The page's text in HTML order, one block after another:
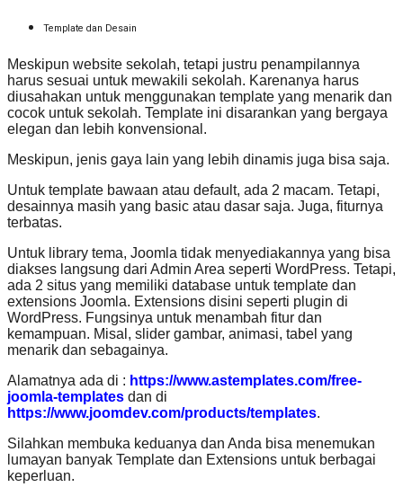
Template dan Desain
Meskipun website sekolah, tetapi justru penampilannya
harus sesuai untuk mewakili sekolah. Karenanya harus
diusahakan untuk menggunakan template yang menarik dan
cocok untuk sekolah. Template ini disarankan yang bergaya
elegan dan lebih konvensional.
Meskipun, jenis gaya lain yang lebih dinamis juga bisa saja.
Untuk template bawaan atau default, ada 2 macam. Tetapi,
desainnya masih yang basic atau dasar saja. Juga, fiturnya
terbatas.
Untuk library tema, Joomla tidak menyediakannya yang bisa
diakses langsung dari Admin Area seperti WordPress. Tetapi,
ada 2 situs yang memiliki database untuk template dan
extensions Joomla. Extensions disini seperti plugin di
WordPress. Fungsinya untuk menambah fitur dan
kemampuan. Misal, slider gambar, animasi, tabel yang
menarik dan sebagainya.
Alamatnya ada di : https://www.astemplates.com/free-
joomla-templates dan di
https://www.joomdev.com/products/templates.
Silahkan membuka keduanya dan Anda bisa menemukan
lumayan banyak Template dan Extensions untuk berbagai
keperluan.